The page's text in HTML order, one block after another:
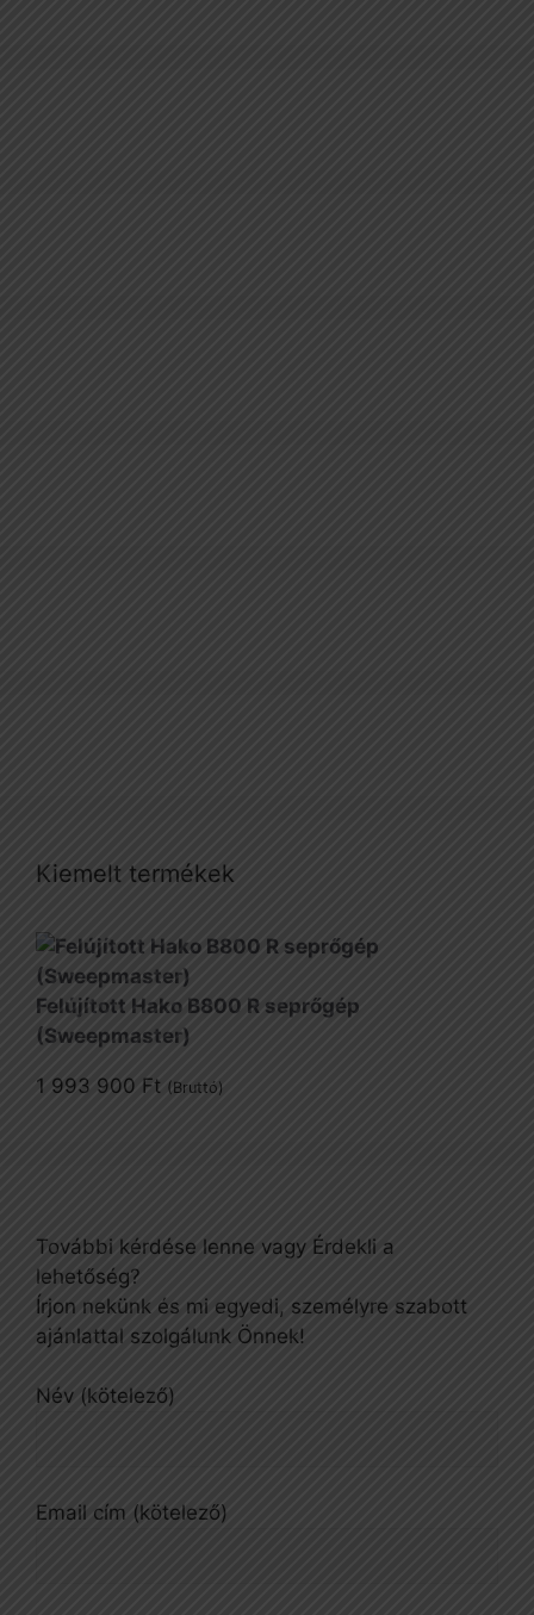
Kiemelt termékek
Felújított Hako B800 R seprőgép
(Sweepmaster)
1 993 900 Ft (Bruttó)
További kérdése lenne vagy Érdekli a
lehetőség?
Írjon nekünk és mi egyedi, személyre szabott
ajánlattal szolgálunk Önnek!
Név (kötelező)
Email cím (kötelező)